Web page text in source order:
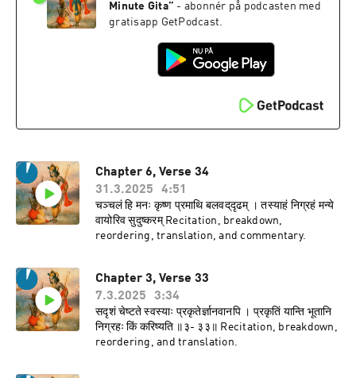
Minute Gita” - abonnér på podcasten med
gratisapp GetPodcast.
Chapter 6, Verse 34
31.3.2025
4:51
चञ्चलं हि मनः कृष्ण प्रमाथि बलवद्‌दृढम् । तस्याहं निग्रहं मन्ये
वायोरिव सुदुष्करम् Recitation, breakdown,
reordering, translation, and commentary.
Chapter 3, Verse 33
7.3.2025
3:34
सदृशं चेष्टते स्वस्याः प्रकृतेर्ज्ञानवानपि । प्रकृतिं यान्ति भूतानि
निग्रहः किं करिष्यति ॥३- ३३॥ Recitation, breakdown,
reordering, and translation.